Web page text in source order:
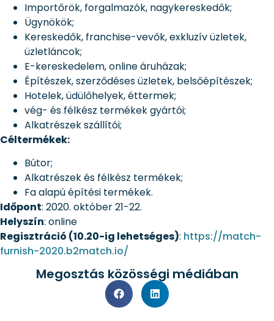
Importőrök, forgalmazók, nagykereskedők;
Ügynökök;
Kereskedők, franchise-vevők, exkluzív üzletek,
üzletláncok;
E-kereskedelem, online áruházak;
Építészek, szerződéses üzletek, belsőépítészek;
Hotelek, üdülőhelyek, éttermek;
vég- és félkész termékek gyártói;
Alkatrészek szállítói;
Céltermékek:
Bútor;
Alkatrészek és félkész termékek;
Fa alapú építési termékek.
Időpont: 2020. október 21-22.
Helyszín: online
Regisztráció (10.20-ig lehetséges): https://match-
furnish-2020.b2match.io/
Megosztás közösségi médiában